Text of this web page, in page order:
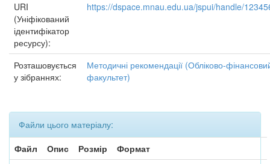
URI
(Уніфікований
ідентифікатор
ресурсу):
https://dspace.mnau.edu.ua/jspui/handle/
Розташовується
у зібраннях:
Методичні рекомендації (Обліково-
факультет)
Файли цього матеріалу:
Файл
Опис Розмір
Формат